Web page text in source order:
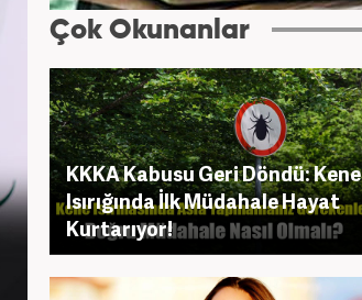
Çok Okunanlar
KKKA Kabusu Geri Döndü: Kene
Isırığında İlk Müdahale Hayat
Kurtarıyor!